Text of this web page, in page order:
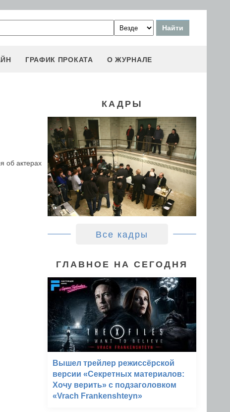
ГРАФИК ПРОКАТА О ЖУРНАЛЕ
об актерах
КАДРЫ
Все кадры
ГЛАВНОЕ НА СЕГОДНЯ
Вышел трейлер режиссёрской
версии «Секретных материалов:
Хочу верить» с подзаголовком
«Vrach Frankenshteyn»